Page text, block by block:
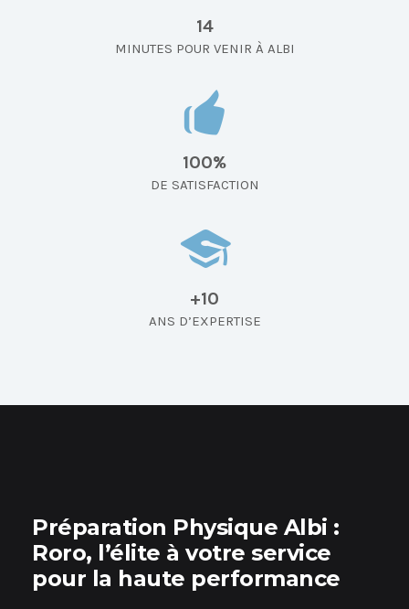
14
MINUTES POUR VENIR À ALBI
100%
DE SATISFACTION
+10
ANS D’EXPERTISE
Préparation Physique Albi :
Roro, l’élite à votre service
pour la haute performance